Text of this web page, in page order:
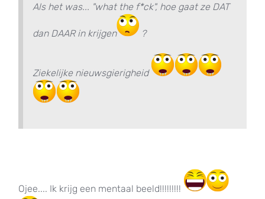
Als het was... "what the f*ck", hoe gaat ze DAT
dan DAAR in krijgen ?
Ziekelijke nieuwsgierigheid
Ojee.... Ik krijg een mentaal beeld!!!!!!!!!